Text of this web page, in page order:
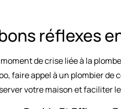
réflexes
de crise liée à la
faire appel à un plombier
votre maison et faciliter